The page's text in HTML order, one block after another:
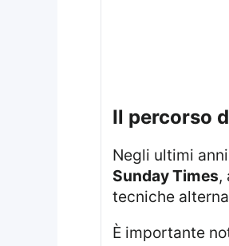
Il percorso
Negli ultimi
Sunday Times,
tecniche
È importante